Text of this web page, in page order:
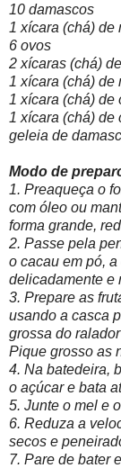
10 damascos
1 xícara (chá) de
6 ovos
2 xícaras (chá)
1 xícara (chá) de
1 xícara (chá) de
1 xícara (chá) de
geleia de
Modo de
1. Preaqueça o
com óleo ou
forma grande,
2. Passe pela
o cacau em pó,
delicadamente e
3. Prepare as
usando a casca
grossa do
Pique grosso as
4. Na batedeira,
o açúcar e bata
5. Junte o mel e
6. Reduza a
secos e
7. Pare de bater